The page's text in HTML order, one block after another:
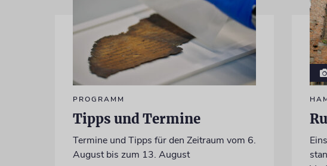
PROGRAMM
Tipps und Termine
Termine und Tipps für den Zeitraum vom 6.
August bis zum 13. August